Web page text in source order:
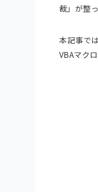
裁」が整
本記事で
VBAマク